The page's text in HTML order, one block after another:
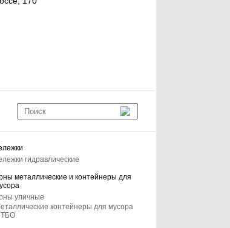
гидравлические
металлические и контейнеры для
уличные
контейнеры для мусора
ТБО